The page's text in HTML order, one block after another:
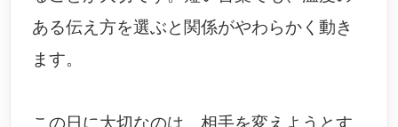
ある伝え方を選ぶと関係がやわらかく動き
ます。
この日に大切なのは、相手を変えようとす